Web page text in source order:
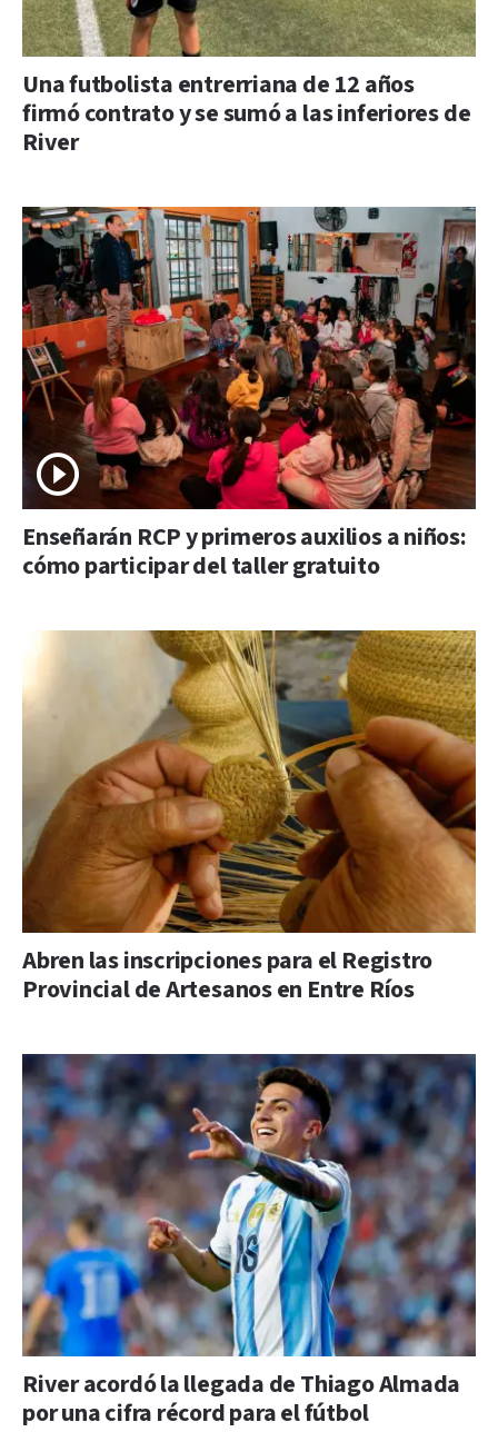
Una futbolista entrerriana de 12 años
firmó contrato y se sumó a las inferiores de
River
Enseñarán RCP y primeros auxilios a niños:
cómo participar del taller gratuito
Abren las inscripciones para el Registro
Provincial de Artesanos en Entre Ríos
River acordó la llegada de Thiago Almada
por una cifra récord para el fútbol